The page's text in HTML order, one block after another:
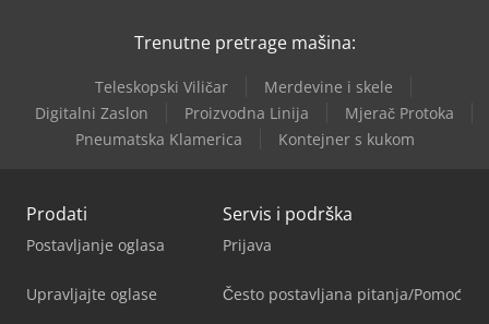
Trenutne pretrage mašina:
Teleskopski Viličar
Merdevine i skele
Digitalni Zaslon
Proizvodna Linija
Mjerač Protoka
Pneumatska Klamerica
Kontejner s kukom
Prodati
Postavljanje oglasa
Upravljajte oglase
Servis i podrška
Prijava
Često postavljana pitanja/Pomoć